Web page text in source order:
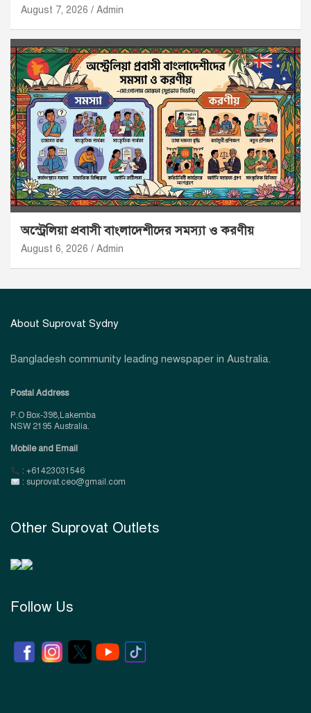
August 7, 2026 Admin
অস্ট্রেলিয়া প্রবাসী বাংলাদেশীদের সমস্যা ও করণীয়
August 6, 2026 Admin
About Suprovat Sydny
Bangladesh community leading newspaper in Australia.
Postal Address
P.O Box-398,Lakemba
NSW 2195 Australia.
Mobile and Email
: +61423031546
: suprovat.ceo@gmail.com
Other Suprovat Outlets
Follow Us